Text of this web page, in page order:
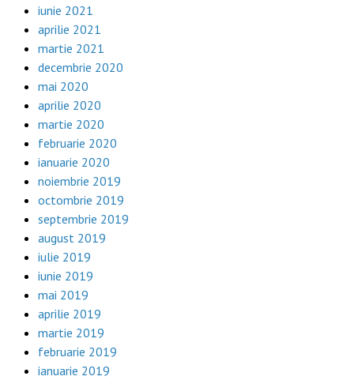
iunie 2021
aprilie 2021
martie 2021
decembrie 2020
mai 2020
aprilie 2020
martie 2020
februarie 2020
ianuarie 2020
noiembrie 2019
octombrie 2019
septembrie 2019
august 2019
iulie 2019
iunie 2019
mai 2019
aprilie 2019
martie 2019
februarie 2019
ianuarie 2019